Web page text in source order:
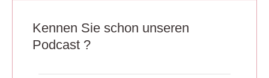
Kennen Sie schon unseren
Podcast ?